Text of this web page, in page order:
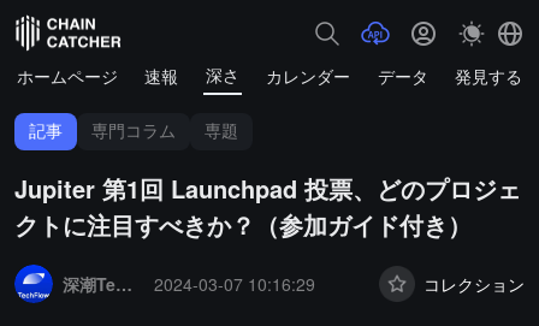
ホームページ 速報 深さ カレンダー データ 発見する
記事 専門コラム 専題
Jupiter 第1回 Launchpad 投票、どのプロジェ
クトに注目すべきか？（参加ガイド付き）
深潮TechFlow
2024-03-07 10:16:29 コレクション